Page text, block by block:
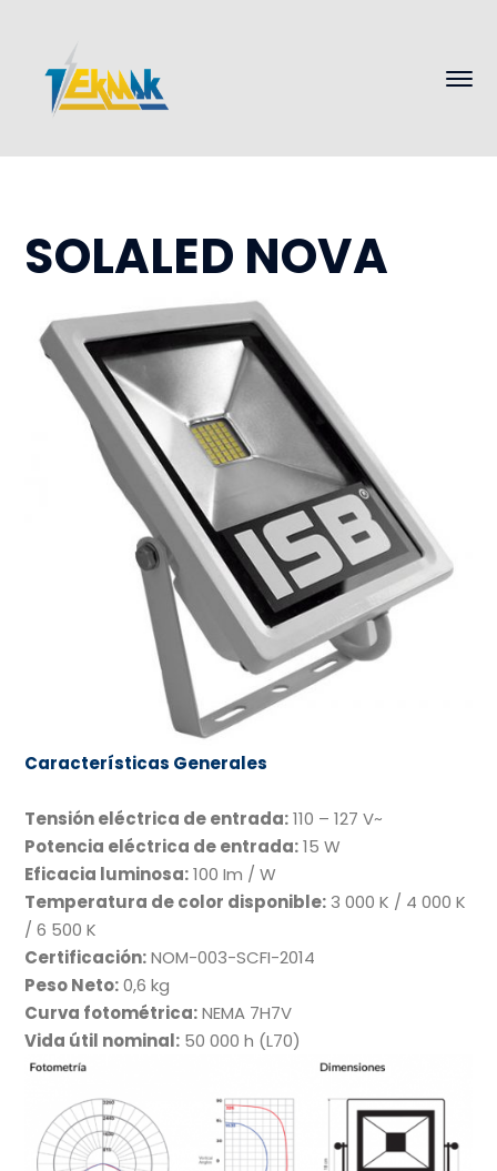
SOLALED NOVA
Características Generales
Tensión eléctrica de entrada:110 – 127 V~
Potencia eléctrica de entrada:15 W
Eficacia luminosa:100 Im / W
Temperatura de color disponible: 3 000 K / 4 000 K
/ 6 500 K
Certificación:NOM-003-SCFI-2014
Peso Neto:0,6 kg
Curva fotométrica:NEMA 7H7V
Vida útil nominal: 50 000 h (L70)